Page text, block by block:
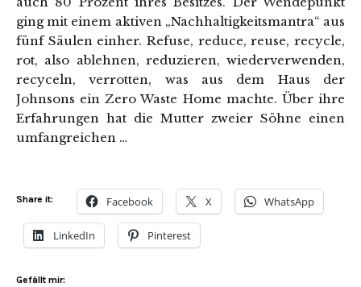
ging mit einem aktiven „Nachhaltigkeitsmantra“ aus
fünf Säulen einher. Refuse, reduce, reuse, recycle,
rot, also ablehnen, reduzieren, wiederverwenden,
recyceln, verrotten, was aus dem Haus der
Johnsons ein Zero Waste Home machte. Über ihre
Erfahrungen hat die Mutter zweier Söhne einen
umfangreichen …
Share it: Facebook X WhatsApp
LinkedIn Pinterest
Gefällt mir: